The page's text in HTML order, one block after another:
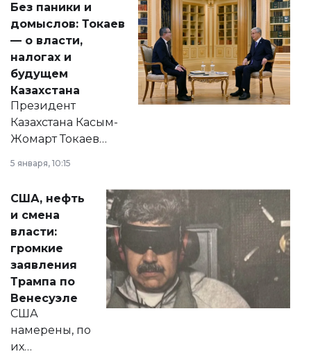
Без паники и
домыслов: Токаев
— о власти,
налогах и
будущем
Казахстана
Президент
Казахстана Касым-
Жомарт Токаев
сразу несколько
актуальных тем —
от слухов о
политических
реформах до
вопросов армии,
экономики и
личного здоровья.
5 января, 10:15
США, нефть
и смена
власти:
громкие
заявления
Трампа по
Венесуэле
США
намерены, по
их